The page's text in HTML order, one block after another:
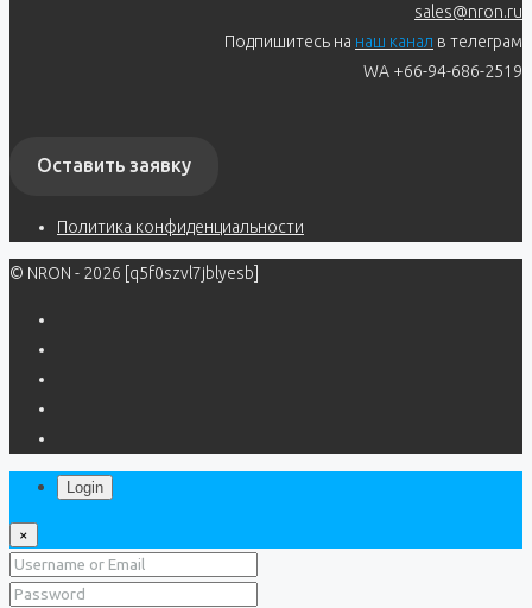
sales@nron.ru
Подпишитесь на наш канал в телеграм
WA +66-94-686-2519
Оставить заявку
Политика конфиденциальности
© NRON - 2026 [q5f0szvl7jblyesb]
Login
×